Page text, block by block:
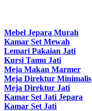
Mebel Jepara Murah
Kamar Set Mewah
Lemari Pakaian Jati
Kursi Tamu Jati
Meja Makan Marmer
Meja Direktur Minimalis
Meja Direktur Jati
Kamar Set Jati Jepara
Kamar Set Jati